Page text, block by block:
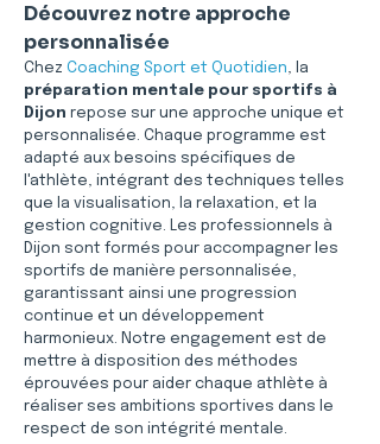
Découvrez notre approche
personnalisée
Chez Coaching Sport et Quotidien, la
préparation mentale pour sportifs à
Dijon repose sur une approche unique et
personnalisée. Chaque programme est
adapté aux besoins spécifiques de
l'athlète, intégrant des techniques telles
que la visualisation, la relaxation, et la
gestion cognitive. Les professionnels à
Dijon sont formés pour accompagner les
sportifs de manière personnalisée,
garantissant ainsi une progression
continue et un développement
harmonieux. Notre engagement est de
mettre à disposition des méthodes
éprouvées pour aider chaque athlète à
réaliser ses ambitions sportives dans le
respect de son intégrité mentale.